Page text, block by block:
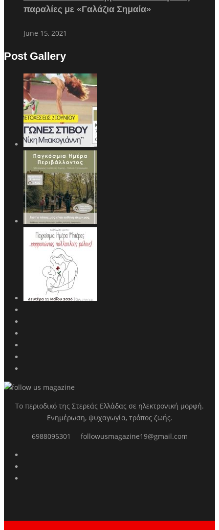
παραλίες με «Γαλάζια Σημαία»
June 15, 2021
Post Gallery
Το περιοδικό της Στερεάς Ελλάδας σε ηλεκτρονική μορφή.
Ενημέρωση, ψυχαγωγία, τρόπος ζωής.
6988095301 followusmagazine19@gmail.com